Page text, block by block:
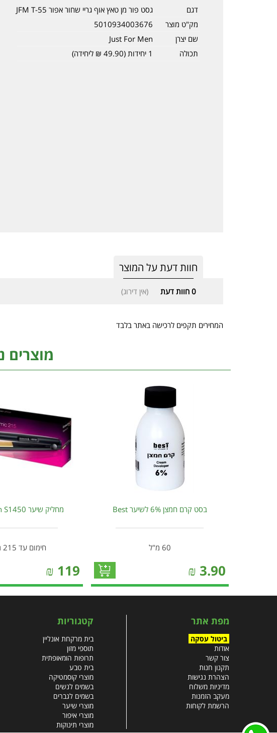
דגם
גסט פור מן טאץ אוף גריי שחור אפור JFM T-55
מק"ט מוצר
5010934003676
שם יצרן
Just For Men
תכולה
1 יחידות (49.90 ₪ ליחידה)
חוות דעת על המוצר
0 חוות דעת (אין דירוג)
המחירים תקפים לרכישה באתר בלבד
מוצרים
בסט קרם חמצן 6% לשיער Best
60 מ"ל
3.90
₪
מחליק שיער Remington S1450
חימום עד 215 מעל...
119
₪
מפת אתר
ביטול עסקה
אודות
צור קשר
תקנון חנות
הצהרת נגישות
מדיניות משלוח
מעקב הזמנות
הרשמת לקוחות
קטגוריות
בית מרקחת אונליין
תוספי מזון
תרופות הומאופתית
בית טבע
מוצרי קוסמטיקה
בשמים לנשים
בשמים לגברים
מוצרי שיער
מוצרי איפור
מוצרי תינוקות